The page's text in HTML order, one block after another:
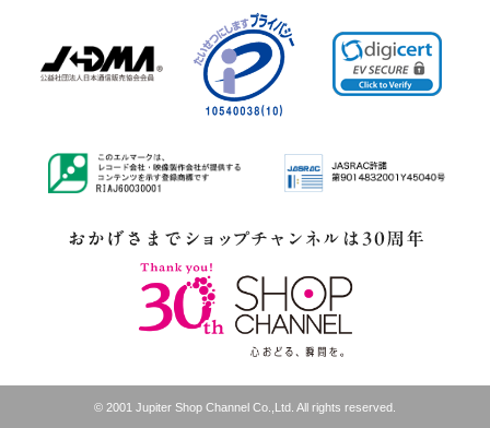
© 2001 Jupiter Shop Channel Co.,Ltd. All rights reserved.